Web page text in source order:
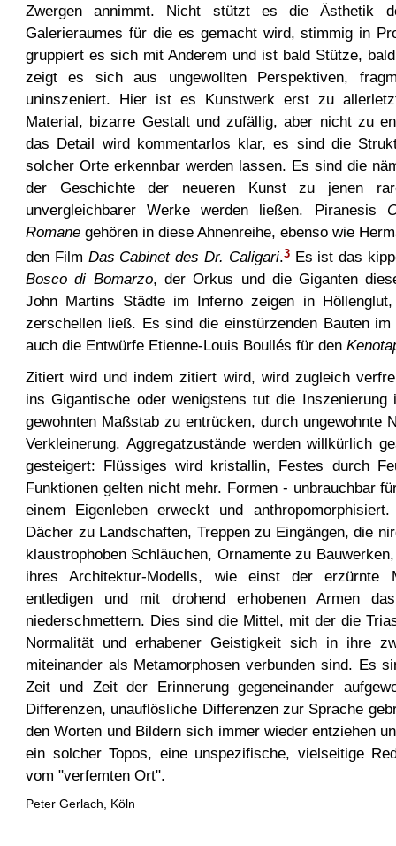
Zwergen annimmt. Nicht stützt es die Ästhetik
Galerieraumes für die es gemacht wird, stimmig in
gruppiert es sich mit Anderem und ist bald Stütze,
zeigt es sich aus ungewollten Perspektiven,
uninszeniert. Hier ist es Kunstwerk erst zu
Material, bizarre Gestalt und zufällig, aber nicht zu
das Detail wird kommentarlos klar, es sind die
solcher Orte erkennbar werden lassen. Es sind die
der Geschichte der neueren Kunst zu jenen
unvergleichbarer Werke werden ließen. Piranesis
Romane gehören in diese Ahnenreihe, ebenso wie
den Film Das Cabinet des Dr. Caligari.3Es ist das
Bosco di Bomarzo, der Orkus und die Giganten
John Martins Städte im Inferno zeigen in
zerschellen ließ. Es sind die einstürzenden Bauten im
auch die Entwürfe Etienne-Louis Boullés für den
Zitiert wird und indem zitiert wird, wird zugleich
ins Gigantische oder wenigstens tut die
gewohnten Maßstab zu entrücken, durch ungewohnte
Verkleinerung. Aggregatzustände werden willkürlich
gesteigert: Flüssiges wird kristallin, Festes durch
Funktionen gelten nicht mehr. Formen - unbrauchbar
einem Eigenleben erweckt und
Dächer zu Landschaften, Treppen zu Eingängen, die
klaustrophoben Schläuchen, Ornamente zu
ihres Architektur-Modells, wie einst der erzürnte
entledigen und mit drohend erhobenen Armen
niederschmettern. Dies sind die Mittel, mit der die
Normalität und erhabener Geistigkeit sich in ihre
miteinander als Metamorphosen verbunden sind. Es
Zeit und Zeit der Erinnerung gegeneinander
Differenzen, unauflösliche Differenzen zur Sprache
den Worten und Bildern sich immer wieder entziehen
ein solcher Topos, eine unspezifische, vielseitige
vom "verfemten Ort".
Peter Gerlach, Köln